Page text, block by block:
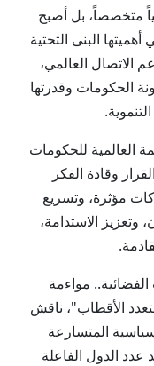
متخصصاً، بل أصبح
البنى التحتية
الاتصال العالمي،
الحكومات وقدرتها
العالمية للحكومات
وقادة الفكر
مؤثرة، وتسريع
وتعزيز الاستدامة،
مواءمة
الأقطاب"، ناقش
المتسارعة
الدول الفاعلة